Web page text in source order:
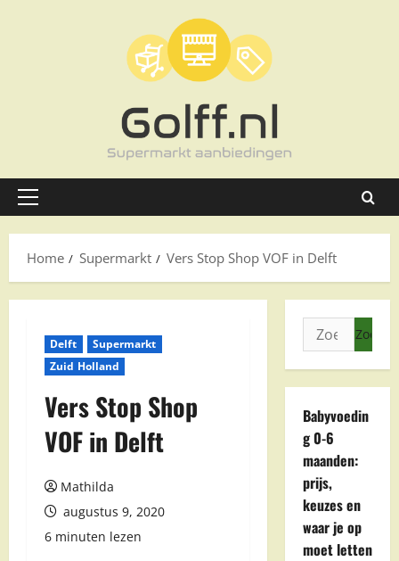
Primair
Home
Supermarkt Vers Stop Shop VOF in Delft
Delft
Supermarkt
Zuid Holland
Vers Stop Shop
VOF in Delft
Mathilda
augustus 9, 2020
6 minuten lezen
Zoeken
naar:
Babyvoedin
g 0-6
maanden:
prijs,
keuzes en
waar je op
moet letten